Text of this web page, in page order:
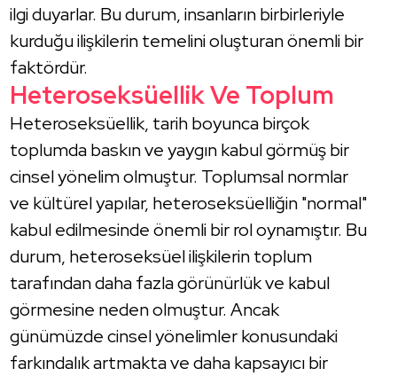
ilgi duyarlar. Bu durum, insanların birbirleriyle
kurduğu ilişkilerin temelini oluşturan önemli bir
faktördür.
Heteroseksüellik Ve Toplum
Heteroseksüellik, tarih boyunca birçok
toplumda baskın ve yaygın kabul görmüş bir
cinsel yönelim olmuştur. Toplumsal normlar
ve kültürel yapılar, heteroseksüelliğin "normal"
kabul edilmesinde önemli bir rol oynamıştır. Bu
durum, heteroseksüel ilişkilerin toplum
tarafından daha fazla görünürlük ve kabul
görmesine neden olmuştur. Ancak
günümüzde cinsel yönelimler konusundaki
farkındalık artmakta ve daha kapsayıcı bir